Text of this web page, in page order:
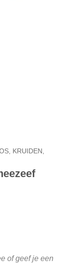
KRUIDEN,
of geef je een